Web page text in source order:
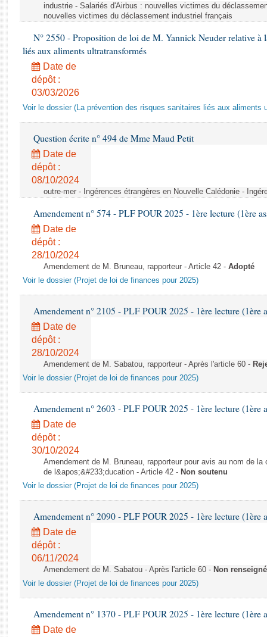
Baromètre de l’application des lois
Dossiers législatifs
Budget et sécurité sociale
Questions écrites et orales
Comptes rendus des débats
industrie - Salariés d'Airbus : nouvelles victimes du
nouvelles victimes du déclassement industriel français
N° 2550 - Proposition de loi de M. Yannick Neuder relative à
liés aux aliments ultratransformés
Date de
dépôt :
03/03/2026
Voir le dossier (La prévention des risques sanitaires liés aux aliments
Question écrite n° 494 de Mme Maud Petit
Date de
dépôt :
08/10/2024
outre-mer - Ingérences étrangères en Nouvelle Calédonie -
Amendement n° 574 - PLF POUR 2025 - 1ère lecture (1ère
Date de
dépôt :
28/10/2024
Amendement de M. Bruneau, rapporteur - Article 42 - Adopté
Voir le dossier (Projet de loi de finances pour 2025)
Amendement n° 2105 - PLF POUR 2025 - 1ère lecture (1ère
Date de
dépôt :
28/10/2024
Amendement de M. Sabatou, rapporteur - Après l'article 60 -
Voir le dossier (Projet de loi de finances pour 2025)
Amendement n° 2603 - PLF POUR 2025 - 1ère lecture (1ère
Date de
dépôt :
30/10/2024
Amendement de M. Bruneau, rapporteur pour avis au nom de
de l&apos;&#233;ducation - Article 42 - Non soutenu
Voir le dossier (Projet de loi de finances pour 2025)
Amendement n° 2090 - PLF POUR 2025 - 1ère lecture (1ère
Date de
dépôt :
06/11/2024
Amendement de M. Sabatou - Après l'article 60 - Non renseigné
Voir le dossier (Projet de loi de finances pour 2025)
Amendement n° 1370 - PLF POUR 2025 - 1ère lecture (1ère
Date de